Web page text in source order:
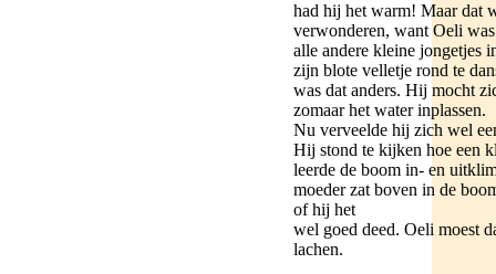
had hij het warm! Maar dat
verwonderen, want Oeli
alle andere kleine jongetjes
zijn blote velletje rond te
was dat anders. Hij mocht
zomaar het water inplassen.
Nu verveelde hij zich wel
Hij stond te kijken hoe een
leerde de boom in- en
moeder zat boven in de
of hij het
wel goed deed. Oeli moest
lachen.